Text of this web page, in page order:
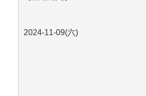
2024-11-09(六)